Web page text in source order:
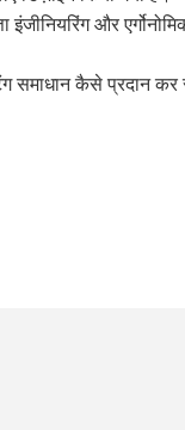
और
समाधान कैसे प्रदान